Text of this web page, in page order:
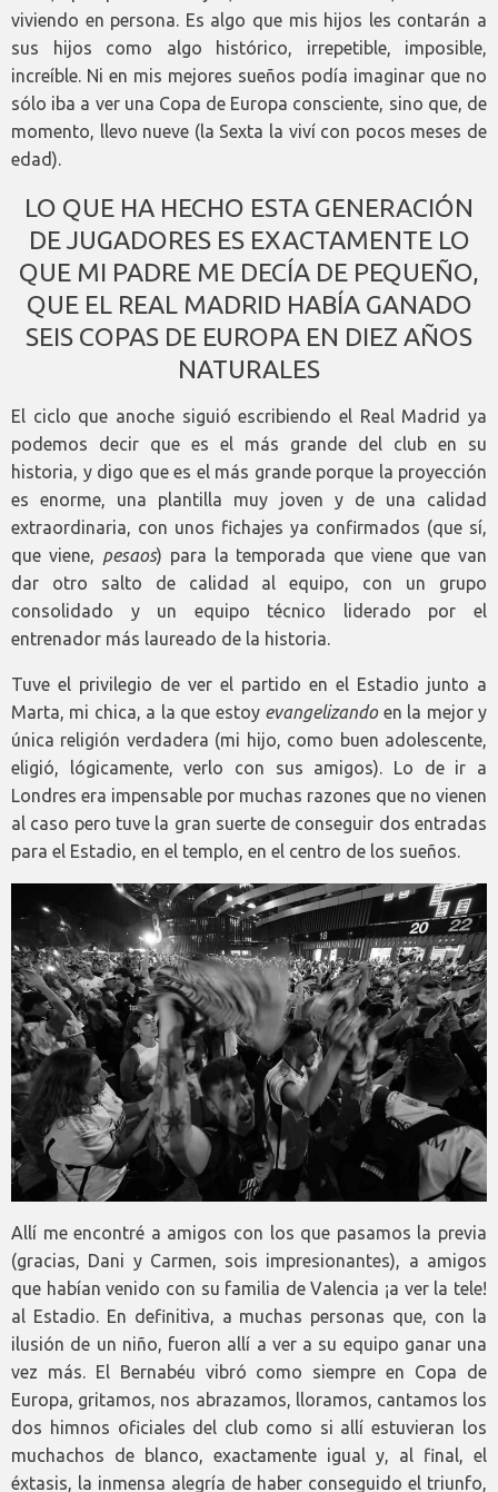
viviendo en persona. Es algo que mis hijos les contarán a
sus hijos como algo histórico, irrepetible, imposible,
increíble. Ni en mis mejores sueños podía imaginar que no
sólo iba a ver una Copa de Europa consciente, sino que, de
momento, llevo nueve (la Sexta la viví con pocos meses de
edad).
LO QUE HA HECHO ESTA GENERACIÓN
DE JUGADORES ES EXACTAMENTE LO
QUE MI PADRE ME DECÍA DE PEQUEÑO,
QUE EL REAL MADRID HABÍA GANADO
SEIS COPAS DE EUROPA EN DIEZ AÑOS
NATURALES
El ciclo que anoche siguió escribiendo el Real Madrid ya
podemos decir que es el más grande del club en su
historia, y digo que es el más grande porque la proyección
es enorme, una plantilla muy joven y de una calidad
extraordinaria, con unos fichajes ya confirmados (que sí,
que viene, pesaos) para la temporada que viene que van
dar otro salto de calidad al equipo, con un grupo
consolidado y un equipo técnico liderado por el
entrenador más laureado de la historia.
Tuve el privilegio de ver el partido en el Estadio junto a
Marta, mi chica, a la que estoy evangelizandoen la mejor y
única religión verdadera (mi hijo, como buen adolescente,
eligió, lógicamente, verlo con sus amigos). Lo de ir a
Londres era impensable por muchas razones que no vienen
al caso pero tuve la gran suerte de conseguir dos entradas
para el Estadio, en el templo, en el centro de los sueños.
Allí me encontré a amigos con los que pasamos la previa
(gracias, Dani y Carmen, sois impresionantes), a amigos
que habían venido con su familia de Valencia ¡a ver la tele!
al Estadio. En definitiva, a muchas personas que, con la
ilusión de un niño, fueron allí a ver a su equipo ganar una
vez más. El Bernabéu vibró como siempre en Copa de
Europa, gritamos, nos abrazamos, lloramos, cantamos los
dos himnos oficiales del club como si allí estuvieran los
muchachos de blanco, exactamente igual y, al final, el
éxtasis, la inmensa alegría de haber conseguido el triunfo,